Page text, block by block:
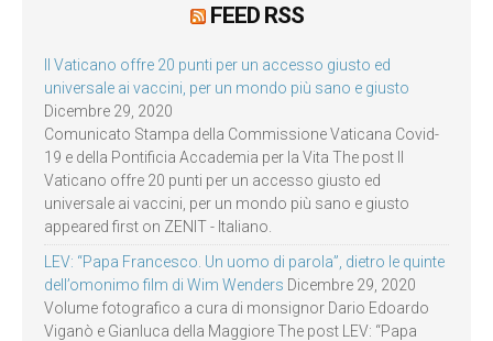
FEED RSS
Il Vaticano offre 20 punti per un accesso giusto ed
universale ai vaccini, per un mondo più sano e giusto
Dicembre 29, 2020
Comunicato Stampa della Commissione Vaticana Covid-
19 e della Pontificia Accademia per la Vita The post Il
Vaticano offre 20 punti per un accesso giusto ed
universale ai vaccini, per un mondo più sano e giusto
appeared first on ZENIT - Italiano.
LEV: “Papa Francesco. Un uomo di parola”, dietro le quinte
dell’omonimo film di Wim Wenders Dicembre 29, 2020
Volume fotografico a cura di monsignor Dario Edoardo
Viganò e Gianluca della Maggiore The post LEV: “Papa